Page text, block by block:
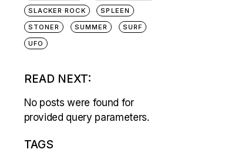
SLACKER ROCK
SPLEEN
STONER
SUMMER
SURF
UFO
READ NEXT:
No posts were found for
provided query parameters.
TAGS